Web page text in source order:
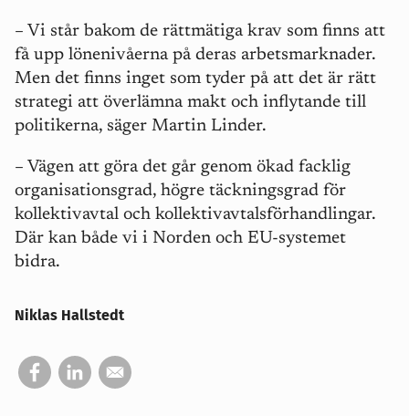
– Vi står bakom de rättmätiga krav som finns att
få upp lönenivåerna på deras arbetsmarknader.
Men det finns inget som tyder på att det är rätt
strategi att överlämna makt och inflytande till
politikerna, säger Martin Linder.
– Vägen att göra det går genom ökad facklig
organisationsgrad, högre täckningsgrad för
kollektivavtal och kollektivavtalsförhandlingar.
Där kan både vi i Norden och EU-systemet
bidra.
Niklas Hallstedt